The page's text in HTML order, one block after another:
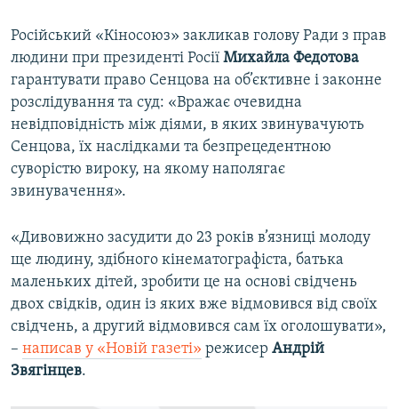
Російський «Кіносоюз» закликав голову Ради з прав
людини при президенті Росії Михайла Федотова
гарантувати право Сенцова на об’єктивне і законне
розслідування та суд: «Вражає очевидна
невідповідність між діями, в яких звинувачують
Сенцова, їх наслідками та безпрецедентною
суворістю вироку, на якому наполягає
звинувачення».
«Дивовижно засудити до 23 років в’язниці молоду
ще людину, здібного кінематографіста, батька
маленьких дітей, зробити це на основі свідчень
двох свідків, один із яких вже відмовився від своїх
свідчень, а другий відмовився сам їх оголошувати»,
– написав у «Новій газеті» режисер Андрій
Звягінцев.